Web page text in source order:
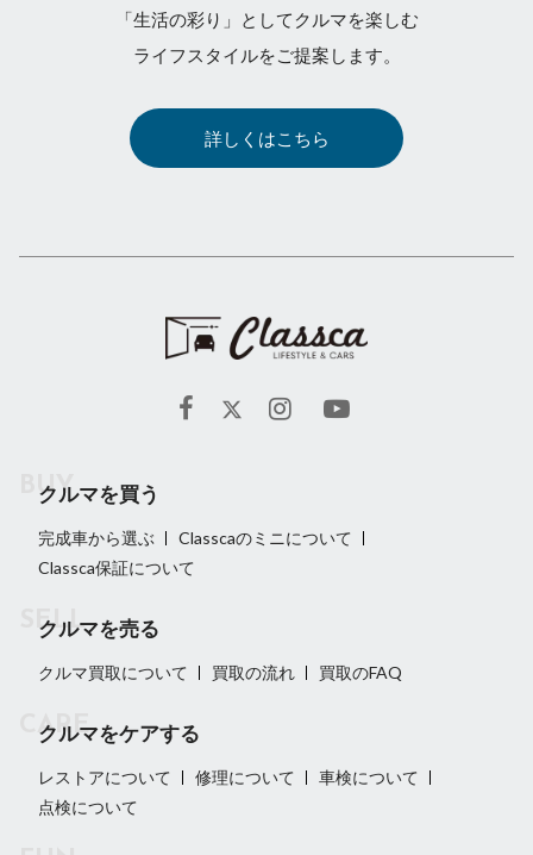
「生活の彩り」としてクルマを楽しむ
ライフスタイルをご提案します。
詳しくはこちら
クルマを買う
完成車から選ぶ
Classcaのミニについて
Classca保証について
クルマを売る
クルマ買取について 買取の流れ 買取のFAQ
クルマをケアする
レストアについて 修理について
車検について
点検について